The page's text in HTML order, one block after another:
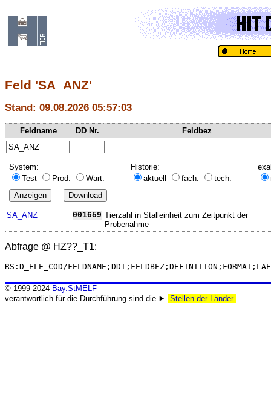
Feld 'SA_ANZ'
Stand: 09.08.2026 05:57:03
Feldname DD Nr. Feldbez
System:
Test
Prod. Wart.
Historie:
aktuell
fach. tech.
SA_ANZ 001659 Tierzahl in Stalleinheit zum Zeitpunkt der
Probenahme
Abfrage @ HZ??_T1:
RS:D_ELE_COD/
© 1999-2024 Bay.StMELF
verantwortlich für die Durchführung sind die ⯈
Stellen der Länder